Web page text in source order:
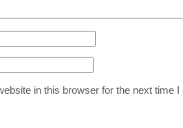
in this browser for the next time I